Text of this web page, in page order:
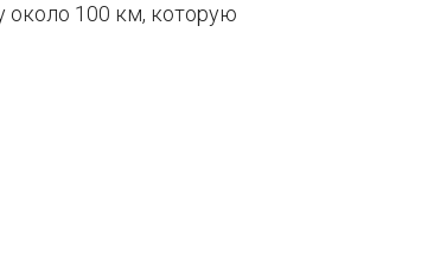
около 100 км, которую